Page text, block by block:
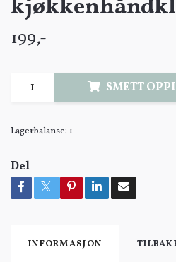
199,-
SMETT
Lagerbalanse: 1
Del
INFORMASJON